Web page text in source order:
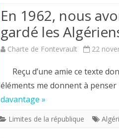
En 1962, nous
gardé les
Charte de Fontevrault 22
Reçu d’une amie ce texte
éléments me donnent à
davantage »
Limites de la république